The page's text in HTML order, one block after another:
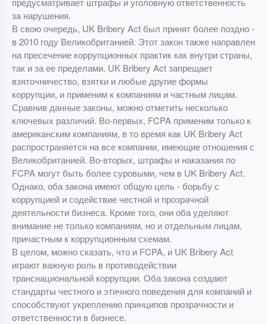
за нарушения.
В свою очередь, UK Bribery Act был принят более поздно -
в 2010 году Великобританией. Этот закон также направлен
на пресечение коррупционных практик как внутри страны,
так и за ее пределами. UK Bribery Act запрещает
взяточничество, взятки и любые другие формы
коррупции, и применим к компаниям и частным лицам.
Сравнив данные законы, можно отметить несколько
ключевых различий. Во-первых, FCPA применим только к
американским компаниям, в то время как UK Bribery Act
распространяется на все компании, имеющие отношения с
Великобританией. Во-вторых, штрафы и наказания по
FCPA могут быть более суровыми, чем в UK Bribery Act.
Однако, оба закона имеют общую цель - борьбу с
коррупцией и содействие честной и прозрачной
деятельности бизнеса. Кроме того, они оба уделяют
внимание не только компаниям, но и отдельным лицам,
причастным к коррупционным схемам.
В целом, можно сказать, что и FCPA, и UK Bribery Act
играют важную роль в противодействии
транснациональной коррупции. Оба закона создают
стандарты честного и этичного поведения для компаний и
способствуют укреплению принципов прозрачности и
ответственности в бизнесе.